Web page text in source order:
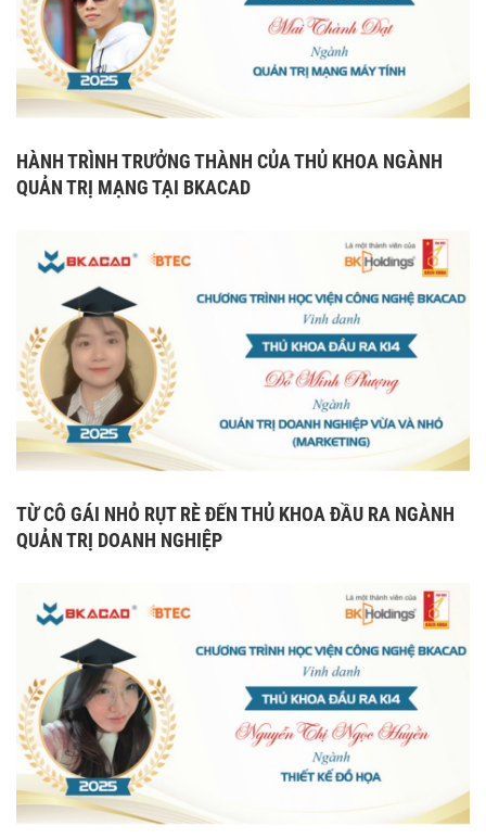
HÀNH TRÌNH TRƯỞNG THÀNH CỦA THỦ KHOA NGÀNH
QUẢN TRỊ MẠNG TẠI BKACAD
TỪ CÔ GÁI NHỎ RỤT RÈ ĐẾN THỦ KHOA ĐẦU RA NGÀNH
QUẢN TRỊ DOANH NGHIỆP